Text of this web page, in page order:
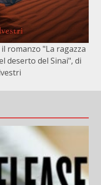
romanzo "La ragazza
deserto del Sinai", di